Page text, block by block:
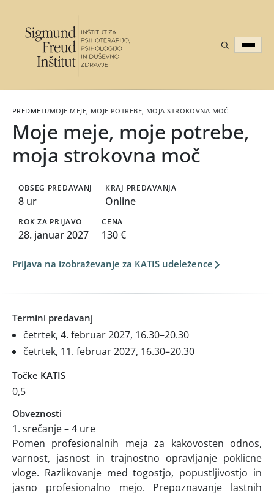
PREDMETI/MOJE MEJE, MOJE POTREBE, MOJA STROKOVNA MOČ
Moje meje, moje potrebe,
moja strokovna moč
OBSEG PREDAVANJ
8 ur
KRAJ PREDAVANJA
Online
ROK ZA PRIJAVO
28. januar 2027
CENA
130 €
Prijava na izobraževanje za KATIS udeležence
Termini predavanj
četrtek, 4. februar 2027, 16.30–20.30
četrtek, 11. februar 2027, 16.30–20.30
Točke KATIS
0,5
Obveznosti
1. srečanje – 4 ure
Pomen profesionalnih meja za kakovosten odnos,
varnost, jasnost in trajnostno opravljanje poklicne
vloge. Razlikovanje med togostjo, popustljivostjo in
jasno profesionalno mejo. Prepoznavanje lastnih